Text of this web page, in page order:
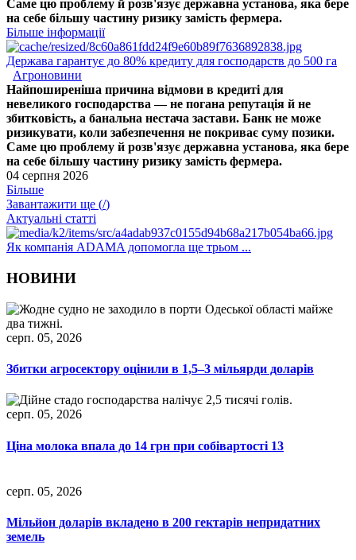
Саме цю проблему й розв'язує державна установа, яка бере
на себе більшу частину ризику замість фермера.
Більше інформації
Держава гарантує до 80% кредиту для господарств до 500 га
Агроновини
Найпоширеніша причина відмови в кредиті для
невеликого господарства — не погана репутація й не
збитковість, а банальна нестача застави. Банк не може
ризикувати, коли забезпечення не покриває суму позики.
Саме цю проблему й розв'язує державна установа, яка бере
на себе більшу частину ризику замість фермера.
04 серпня 2026
Більше
Завантажити ще (/)
Актуальні статті
Як компанія ADAMA допомогла ще трьом ...
НОВИНИ
серп. 05, 2026
Збитки агросектору оцінили в 1,5–3 мільярди доларів
серп. 05, 2026
Ціна молока впала до 14 грн при собівартості 13
серп. 05, 2026
Мільйон доларів вкладено в 200 гектарів непридатних
земель